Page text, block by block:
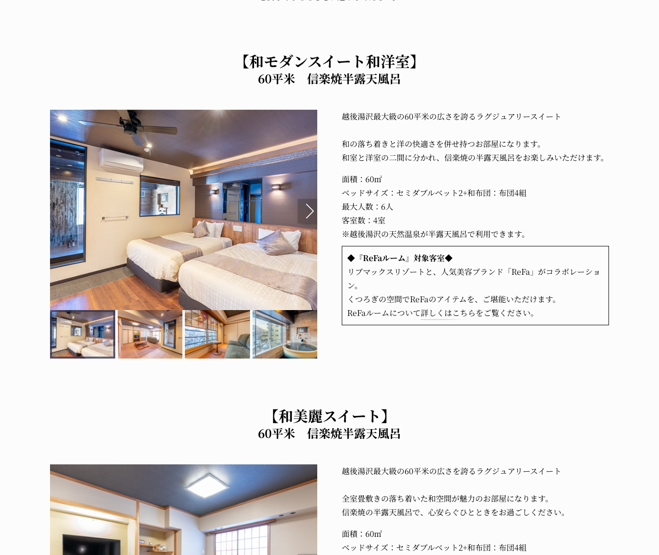
【和モダンスイート和洋室】
60平米 信楽焼半露天風呂
越後湯沢最大級の60平米の広さを誇るラグジュアリースイート
和の落ち着きと洋の快適さを併せ持つお部屋になります。
和室と洋室の二間に分かれ、信楽焼の半露天風呂をお楽しみいただけます。
面積：60㎡
ベッドサイズ：セミダブルベット2+和布団：布団4組
最大人数：6人
客室数：4室
※越後湯沢の天然温泉が半露天風呂で利用できます。
◆『ReFaルーム』対象客室◆
リブマックスリゾートと、人気美容ブランド「ReFa」がコラボレーショ
ン。
くつろぎの空間でReFaのアイテムを、ご堪能いただけます。
ReFaルームについて詳しくはこちらをご覧ください。
【和美麗スイート】
60平米 信楽焼半露天風呂
越後湯沢最大級の60平米の広さを誇るラグジュアリースイート
全室畳敷きの落ち着いた和空間が魅力のお部屋になります。
信楽焼の半露天風呂で、心安らぐひとときをお過ごしください。
面積：60㎡
ベッドサイズ：セミダブルベット2+和布団：布団4組